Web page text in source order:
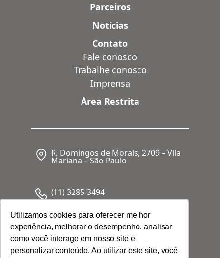
Utilizamos cookies para oferecer melhor
experiência, melhorar o desempenho, analisar
como você interage em nosso site e
personalizar conteúdo. Ao utilizar este site, você
Parceiros
Notícias
Contato
Fale conosco
Trabalhe conosco
Imprensa
Área Restrita
R. Domingos de Morais, 2709 – Vila
Mariana – São Paulo
(11) 3285-3494
CNPJ: 05.341.062/0001-80